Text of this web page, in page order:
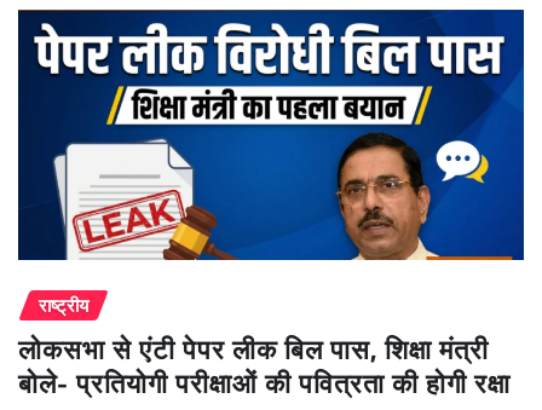
राष्ट्रीय
लोकसभा से एंटी पेपर लीक बिल पास, शिक्षा मंत्री
बोले- प्रतियोगी परीक्षाओं की पवित्रता की होगी रक्षा